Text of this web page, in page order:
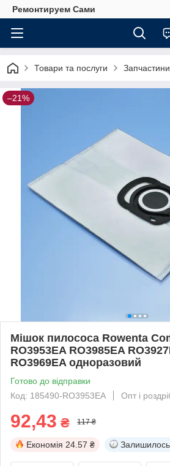
Ремонтируем Сами
Товари та послуги
–21%
Мішок пилососа Rowenta
RO3953EA RO3985EA
RO3969EA одноразовий
Готово до відправки
Код: 185490-RO3953EA
Опт і
92,43 ₴ 117 ₴
Економія 24.57 ₴ Залишилось